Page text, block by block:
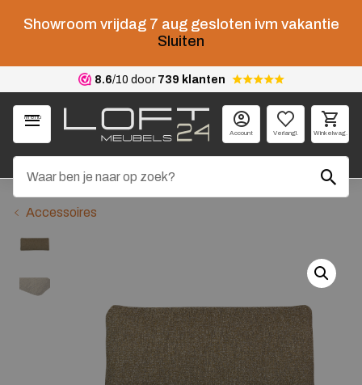
Showroom vrijdag 7 aug gesloten ivm vakantie
Sluiten
8.6/10 door 739 klanten
Menu
Account Verlangl. Winkelwag.
Accessoires